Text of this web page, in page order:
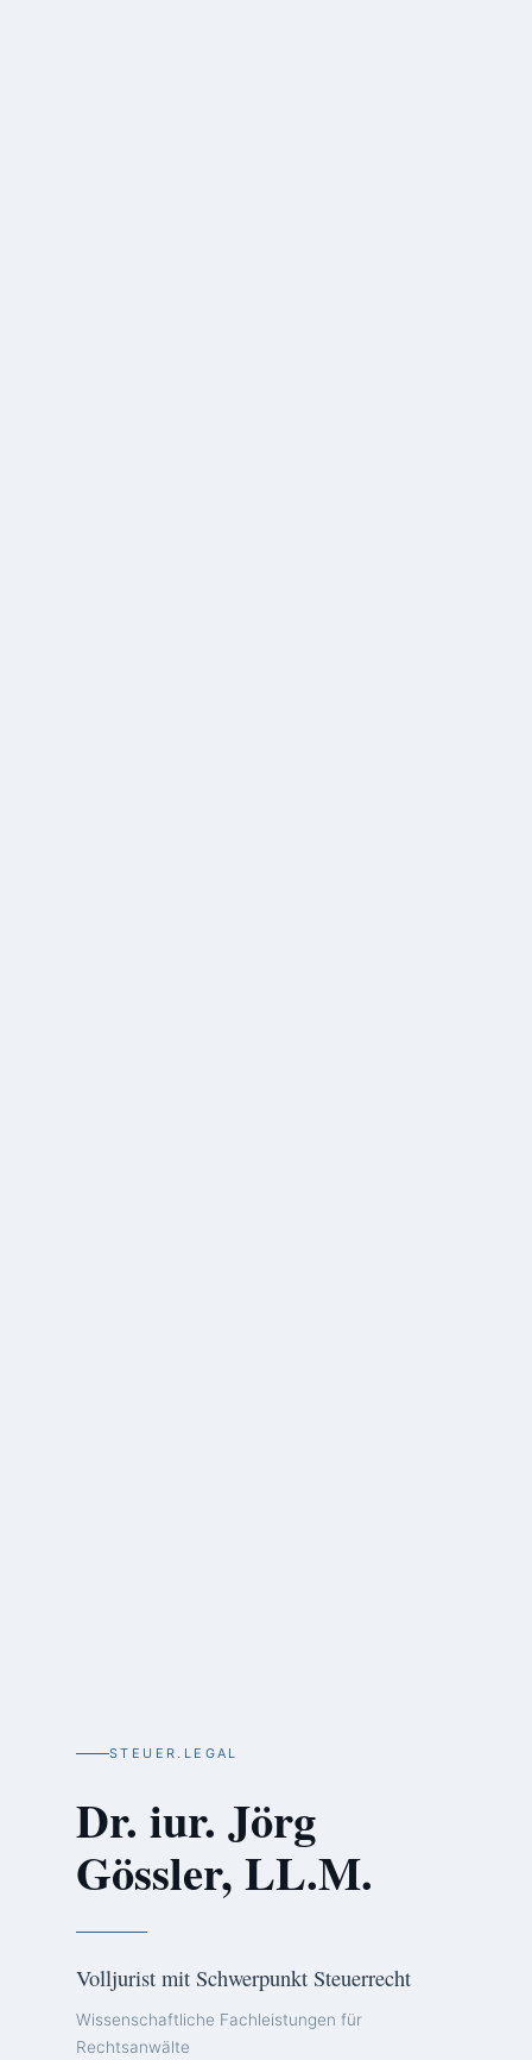
STEUER.LEGAL
Dr. iur. Jörg
Gössler, LL.M.
Volljurist mit Schwerpunkt Steuerrecht
Wissenschaftliche Fachleistungen für
Rechtsanwälte